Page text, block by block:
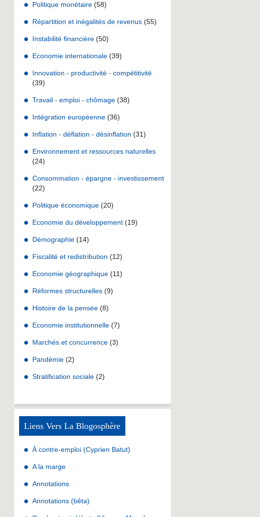
Politique monétaire (58)
Répartition et inégalités de revenus (55)
Instabilité financière (50)
Economie internationale (39)
Innovation - productivité - compétitivité
(39)
Travail - emploi - chômage (38)
Intégration européenne (36)
Inflation - déflation - désinflation (31)
Environnement et ressources naturelles
(24)
Consommation - épargne - investissement
(22)
Politique économique (20)
Economie du développement (19)
Démographie (14)
Fiscalité et redistribution (12)
Economie géographique (11)
Réformes structurelles (9)
Histoire de la pensée (8)
Economie institutionnelle (7)
Marchés et concurrence (3)
Pandémie (2)
Stratification sociale (2)
Liens Vers La Blogosphère
À contre-emploi (Cyprien Batut)
A la marge
Annotations
Annotations (bêta)